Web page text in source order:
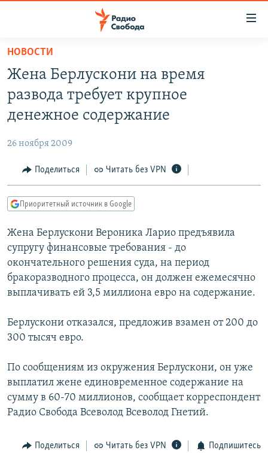
упрощенного
доступа
основному
Вернутся
Вернутся
поиску
АВТОРСКИЕ ПРОЕКТЫ
МНЕНИЯ
КУЛЬТУРА
КАВКАЗ.РЕАЛИИ
СЕВЕР.РЕАЛИИ
СИБИРЬ.РЕАЛИИ
РАСПИСАНИЕ ВЕЩАНИЯ
ПОДПИШИТЕСЬ НА РАССЫЛКУ
СОЦИАЛЬНЫЕ СЕТИ
Все сайты РСЕ/РС
НОВОСТИ
Жена Берлускони на время
развода требует крупное
денежное содержание
26 ноября 2009
Поделиться Читать без VPN
Приоритетный источник в Google
Жена Берлускони Вероника Ларио предъявила
супругу финансовые требования - до
окончательного решения суда, на период
бракоразводного процесса, он должен ежемесячно
выплачивать ей 3,5 миллиона евро на содержание.
Берлускони отказался, предложив взамен от 200 до
300 тысяч евро.
По сообщениям из окружения Берлускони, он уже
выплатил жене единовременное содержание на
сумму в 60-70 миллионов, сообщает корреспондент
Радио Свобода Всеволод Всеволод Гнетий.
Поделиться Читать без VPN Подпишитесь